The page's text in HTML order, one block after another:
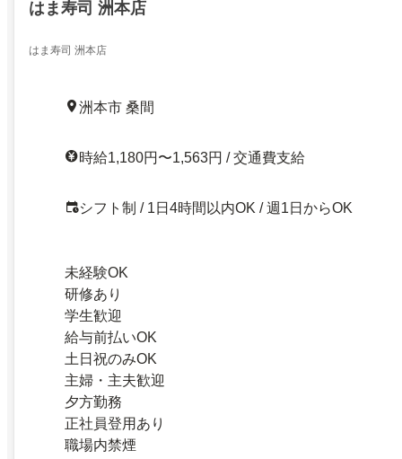
はま寿司 洲本店
はま寿司 洲本店
洲本市 桑間
時給1,180円〜1,563円 / 交通費支給
シフト制 / 1日4時間以内OK / 週1日からOK
未経験OK
研修あり
学生歓迎
給与前払いOK
土日祝のみOK
主婦・主夫歓迎
夕方勤務
正社員登用あり
職場内禁煙